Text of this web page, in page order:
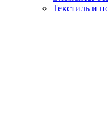
Текстиль и